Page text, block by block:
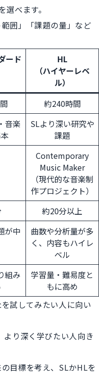
べます。
囲」「課題の量」など
ード
HL
（ハイヤーレベ
ル）
約240時間
音楽
SLより深い研究や
課題
Contemporary
Music Maker
（現代的な音楽制
作プロジェクト）
約20分以上
が中
曲数や分析量が多
く、内容もハイレ
ベル
組み
学習量・難易度と
もに高め
試してみたい人に向い
り深く学びたい人向き
目標を考え、SLかHLを